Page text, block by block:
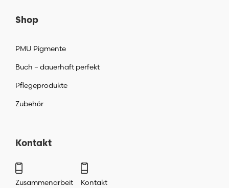
Shop
PMU Pigmente
Buch – dauerhaft perfekt
Pflegeprodukte
Zubehör
Kontakt
Zusammenarbeit
Kontakt